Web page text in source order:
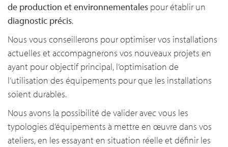
de production et environnementales pour établir un
diagnostic précis.
Nous vous conseillerons pour optimiser vos installations
actuelles et accompagnerons vos nouveaux projets en
ayant pour objectif principal, l’optimisation de
l’utilisation des équipements pour que les installations
soient durables.
Nous avons la possibilité de valider avec vous les
typologies d’équipements à mettre en œuvre dans vos
ateliers, en les essayant en situation réelle et définir les